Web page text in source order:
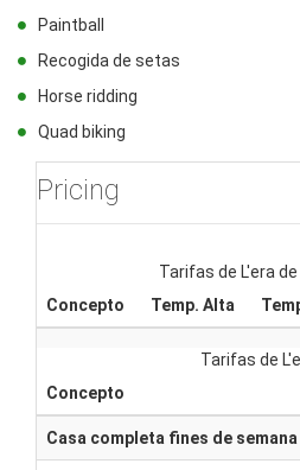
Paintball
Recogida de setas
Horse ridding
Quad biking
Pricing
Tarifas de L'era
Concepto
Temp. Alta
Tarifas de
Concepto
Casa completa fines de